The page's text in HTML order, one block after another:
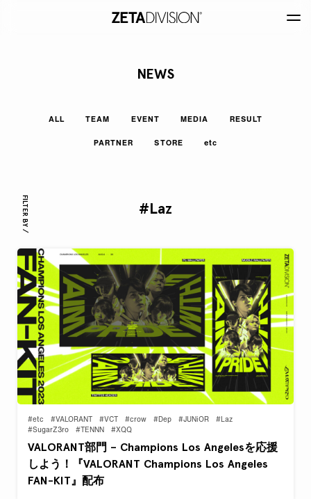
NEWS
ALL TEAM EVENT MEDIA RESULT
PARTNER STORE etc
FILTER BY / #Laz
#etc #VALORANT #VCT #crow #Dep #JUNiOR
#Laz
#SugarZ3ro
#TENNN #XQQ
VALORANT部門 – Champions Los Angelesを応援
しよう！『VALORANT Champions Los Angeles
FAN-KIT』配布